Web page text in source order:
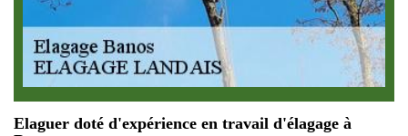
Elaguer doté d'expérience en travail d'élagage à